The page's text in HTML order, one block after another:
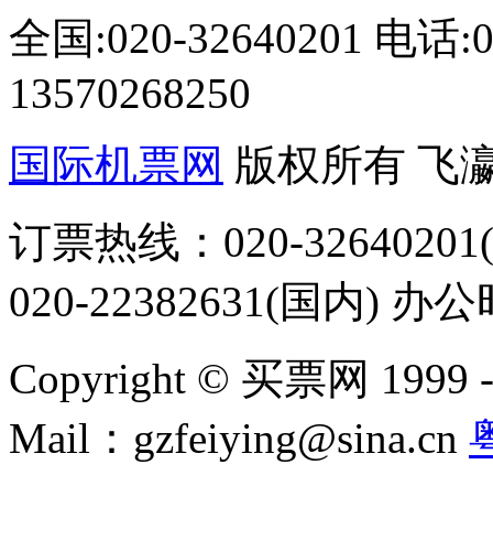
全国:020-32640201 电话
13570268250
国际机票网 版权所有 飞
订票热线：020-
020-22382631(国内) 办
Copyright © 买票网 1999
Mail：gzfeiying@sina.cn